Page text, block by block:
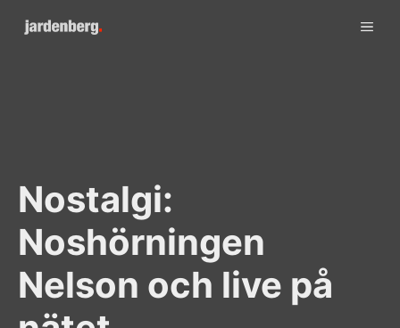
Nostalgi:
Noshörningen
Nelson och live på